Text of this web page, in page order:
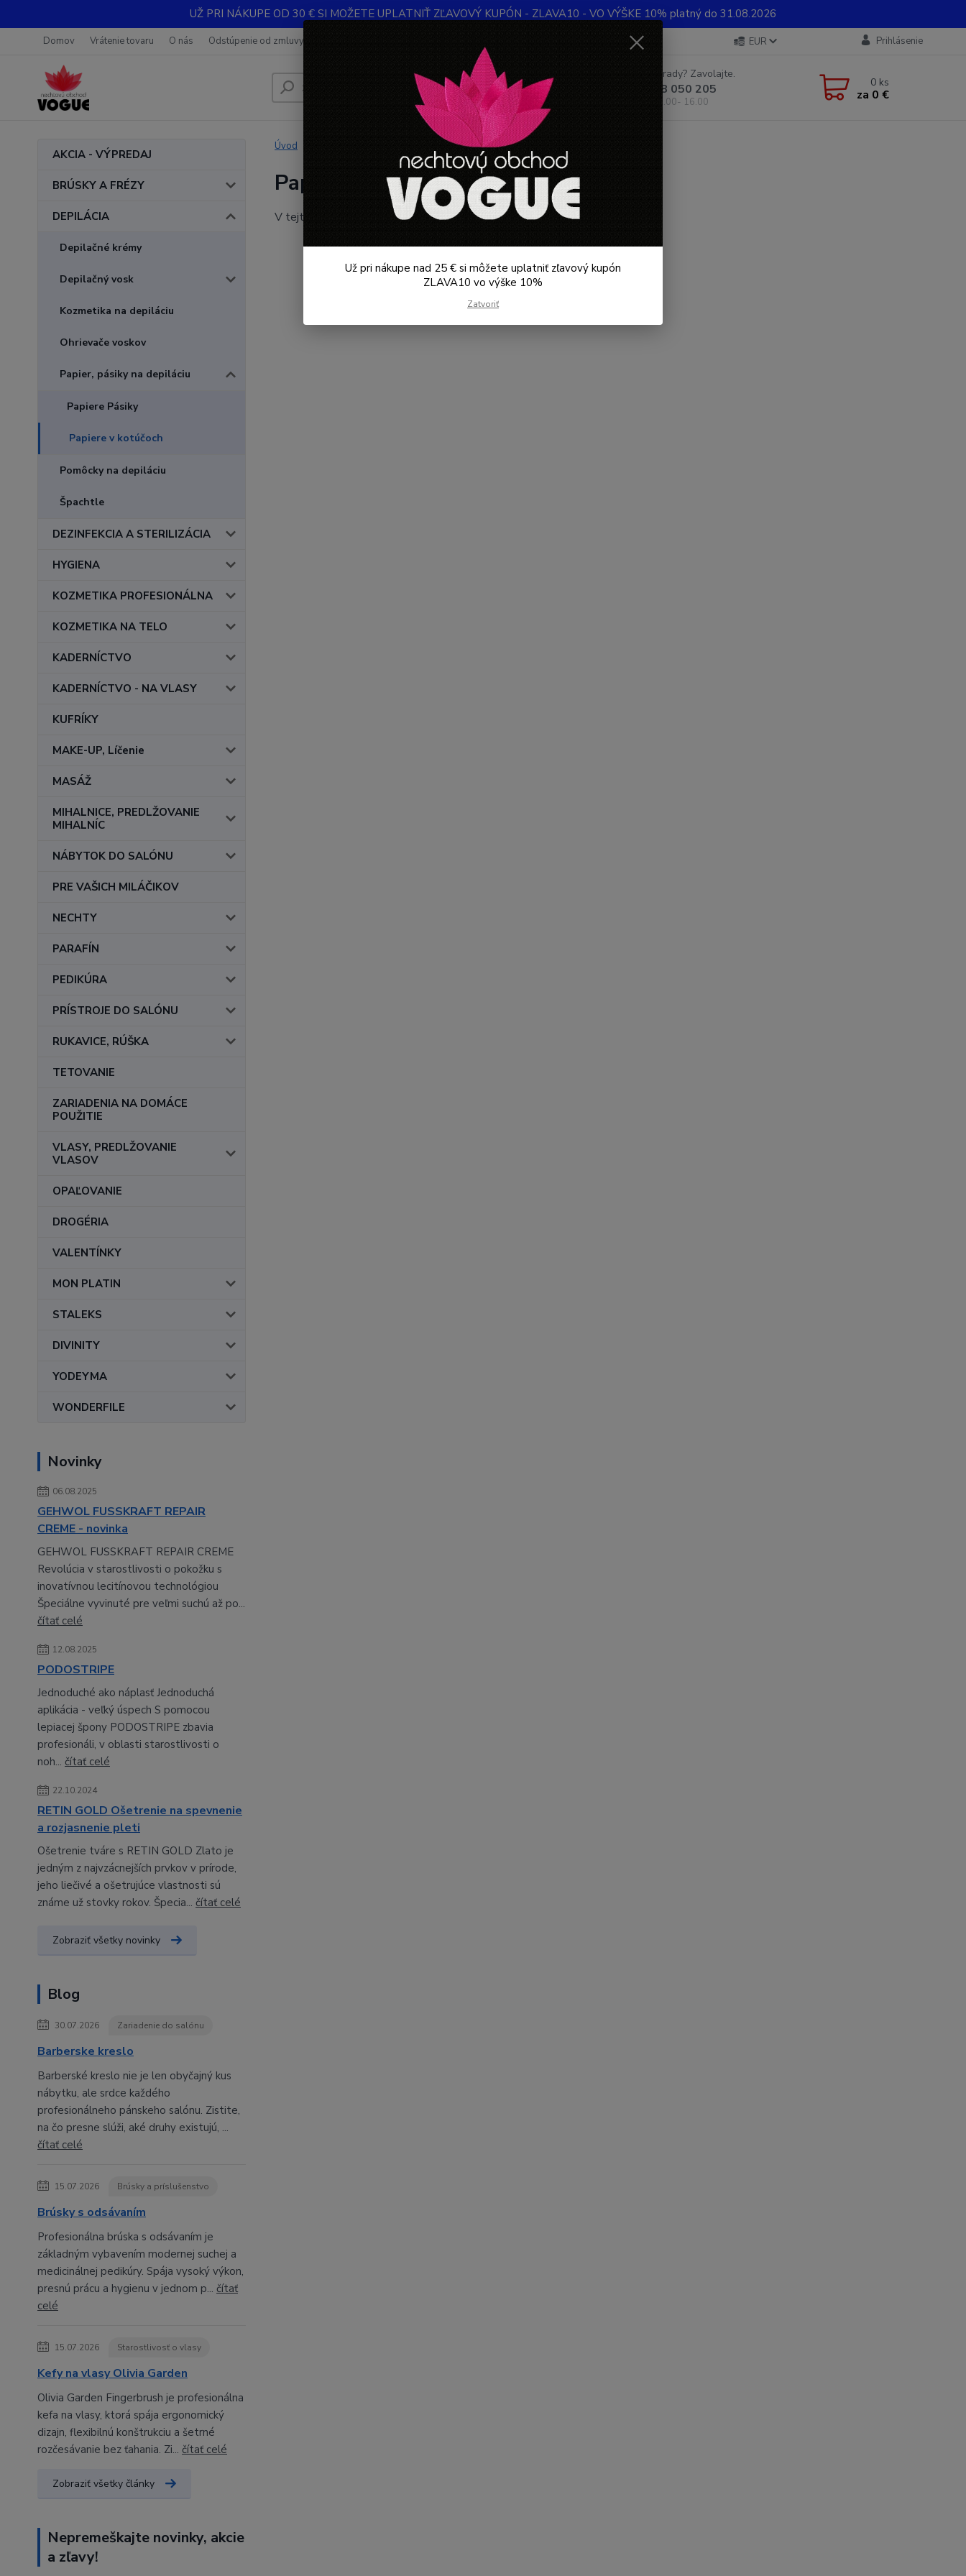
UŽ PRI NÁKUPE OD 30 € SI MOŽETE UPLATNIŤ ZĽAVOVÝ KUPÓN - ZLAVA10 - VO VÝŠKE 10% platný do 31.08.2026
Domov Vrátenie tovaru O nás Odstúpenie od zmluvy EUR Prihlásenie
Hľadať
Neviete si rady? Zavolajte.
+421 948 050 205
Denne od 8.00- 16.00
0 ks
za 0 €
AKCIA - VÝPREDAJ
BRÚSKY A FRÉZY
DEPILÁCIA
Depilačné krémy
Depilačný vosk
Kozmetika na depiláciu
Ohrievače voskov
Papier, pásiky na depiláciu
Papiere Pásiky
Papiere v kotúčoch
Pomôcky na depiláciu
Špachtle
DEZINFEKCIA A STERILIZÁCIA
HYGIENA
KOZMETIKA PROFESIONÁLNA
KOZMETIKA NA TELO
KADERNÍCTVO
KADERNÍCTVO - NA VLASY
KUFRÍKY
MAKE-UP, Líčenie
MASÁŽ
MIHALNICE, PREDLŽOVANIE
MIHALNÍC
NÁBYTOK DO SALÓNU
PRE VAŠICH MILÁČIKOV
NECHTY
PARAFÍN
PEDIKÚRA
PRÍSTROJE DO SALÓNU
RUKAVICE, RÚŠKA
TETOVANIE
ZARIADENIA NA DOMÁCE
POUŽITIE
VLASY, PREDLŽOVANIE
VLASOV
OPAĽOVANIE
DROGÉRIA
VALENTÍNKY
MON PLATIN
STALEKS
DIVINITY
YODEYMA
WONDERFILE
Novinky
06.08.2025
GEHWOL FUSSKRAFT REPAIR
CREME - novinka
GEHWOL FUSSKRAFT REPAIR CREME
Revolúcia v starostlivosti o pokožku s
inovatívnou lecitínovou technológiou
Špeciálne vyvinuté pre veľmi suchú až po...
čítať celé
12.08.2025
PODOSTRIPE
Jednoduché ako náplasť Jednoduchá
aplikácia - veľký úspech S pomocou
lepiacej špony PODOSTRIPE zbavia
profesionáli, v oblasti starostlivosti o
noh... čítať celé
22.10.2024
RETIN GOLD Ošetrenie na spevnenie
a rozjasnenie pleti
Ošetrenie tváre s RETIN GOLD Zlato je
jedným z najvzácnejších prvkov v prírode,
jeho liečivé a ošetrujúce vlastnosti sú
známe už stovky rokov. Špecia... čítať celé
Zobraziť všetky novinky
Blog
30.07.2026 Zariadenie do salónu
Barberske kreslo
Barberské kreslo nie je len obyčajný kus
nábytku, ale srdce každého
profesionálneho pánskeho salónu. Zistite,
na čo presne slúži, aké druhy existujú, ...
čítať celé
15.07.2026 Brúsky a príslušenstvo
Brúsky s odsávaním
Profesionálna brúska s odsávaním je
základným vybavením modernej suchej a
medicinálnej pedikúry. Spája vysoký výkon,
presnú prácu a hygienu v jednom p... čítať
celé
15.07.2026 Starostlivosť o vlasy
Kefy na vlasy Olivia Garden
Olivia Garden Fingerbrush je profesionálna
kefa na vlasy, ktorá spája ergonomický
dizajn, flexibilnú konštrukciu a šetrné
rozčesávanie bez ťahania. Zi... čítať celé
Zobraziť všetky články
Nepremeškajte novinky, akcie
a zľavy!
Úvod Papier, pásiky na depiláciu Papiere v kotúčoch
Papiere v kotúčoch
V tejto kategórii nebol nájdený žiadny tovar.
Už pri nákupe nad 25 € si môžete uplatniť zľavový kupón
ZLAVA10 vo výške 10%
Zatvoriť